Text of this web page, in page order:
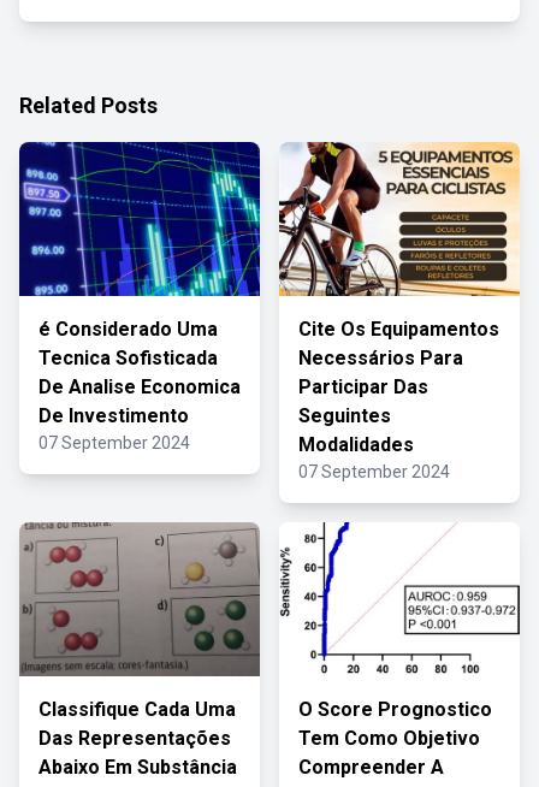
Related Posts
é Considerado Uma
Tecnica Sofisticada
De Analise Economica
De Investimento
07 September 2024
Cite Os Equipamentos
Necessários Para
Participar Das
Seguintes
Modalidades
07 September 2024
Classifique Cada Uma
Das Representações
Abaixo Em Substância
O Score Prognostico
Tem Como Objetivo
Compreender A